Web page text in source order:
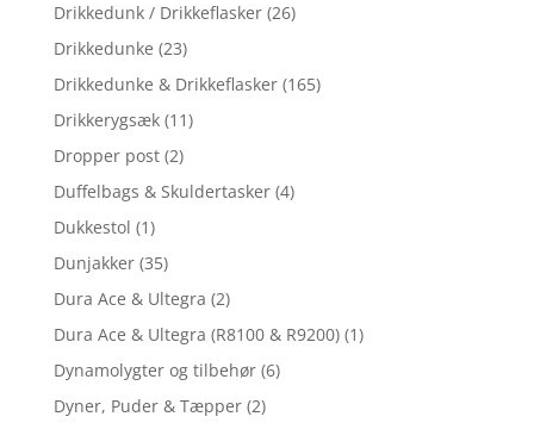
Drikkedunk / Drikkeflasker (26)
Drikkedunke (23)
Drikkedunke & Drikkeflasker (165)
Drikkerygsæk (11)
Dropper post (2)
Duffelbags & Skuldertasker (4)
Dukkestol (1)
Dunjakker (35)
Dura Ace & Ultegra (2)
Dura Ace & Ultegra (R8100 & R9200) (1)
Dynamolygter og tilbehør (6)
Dyner, Puder & Tæpper (2)